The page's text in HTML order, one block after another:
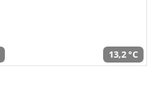
13,2 °C